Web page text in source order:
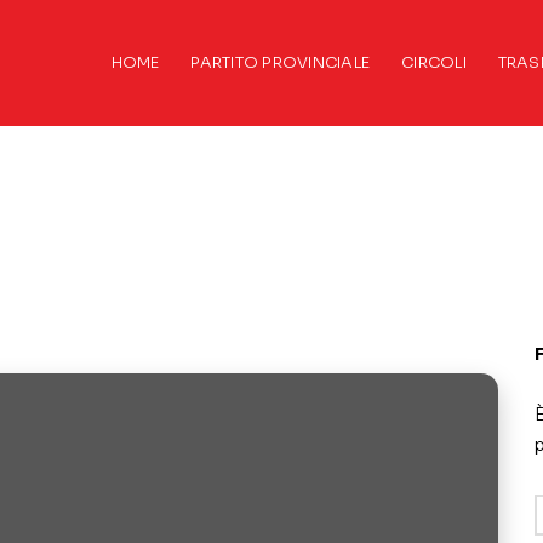
HOME PARTITO PROVINCIALE CIRCOLI